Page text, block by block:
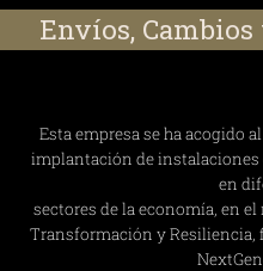
Envíos,
Esta empresa se ha acogido
implantación de instalaciones
en
sectores de la economía, en el
Transformación y Resiliencia,